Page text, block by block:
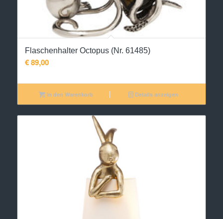
Flaschenhalter Octopus (Nr. 61485)
€89,00
In den Warenkorb Details anzeigen